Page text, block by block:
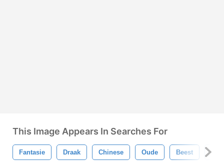
This Image Appears In Searches For
Fantasie Draak Chinese Oude Beest